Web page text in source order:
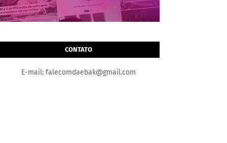
CONTATO
E-mail: falecomdaebak@gmail.com